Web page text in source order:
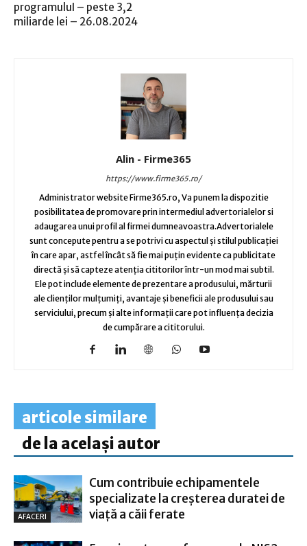
programuluI – peste 3,2
miliarde lei – 26.08.2024
Alin - Firme365
https://www.firme365.ro/
Administrator website Firme365.ro, Va punem la dispozitie
posibilitatea de promovare prin intermediul advertorialelor si
adaugarea unui profil al firmei dumneavoastra.Advertorialele
sunt concepute pentru a se potrivi cu aspectul și stilul publicației
în care apar, astfel încât să fie mai puțin evidente ca publicitate
directă și să capteze atenția cititorilor într-un mod mai subtil.
Ele pot include elemente de prezentare a produsului, mărturii
ale clienților mulțumiți, avantaje și beneficii ale produsului sau
serviciului, precum și alte informații care pot influența decizia
de cumpărare a cititorului.
articole similare
de la același autor
AFACERI
Cum contribuie echipamentele
specializate la creșterea duratei de
viață a căii ferate